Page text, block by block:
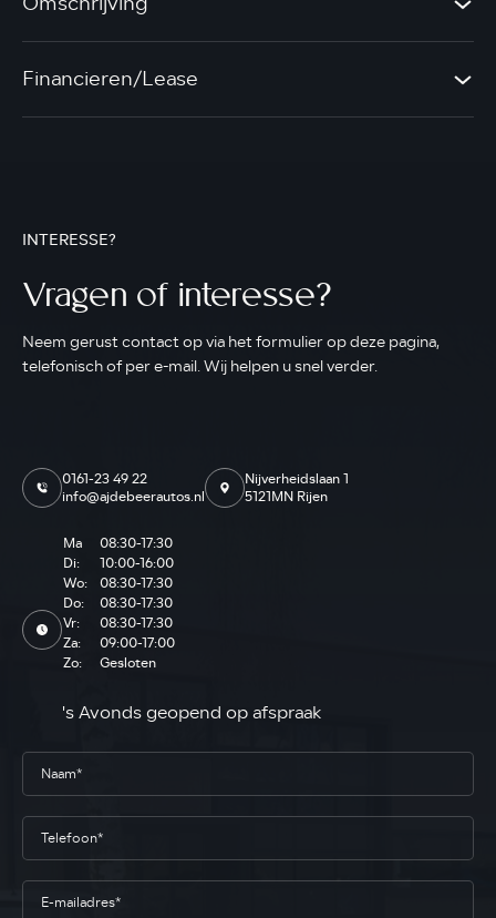
Financieren/Lease
INTERESSE?
Vragen of interesse?
Neem gerust contact op via het formulier op deze pagina,
telefonisch of per e-mail. Wij helpen u snel verder.
0161-23 49 22
info@ajdebeerautos.nl
Nijverheidslaan 1
5121MN Rijen
Ma
08:30-17:30
Di:
10:00-16:00
Wo:
08:30-17:30
Do:
08:30-17:30
Vr:
08:30-17:30
Za:
09:00-17:00
Zo:
Gesloten
's Avonds geopend op afspraak